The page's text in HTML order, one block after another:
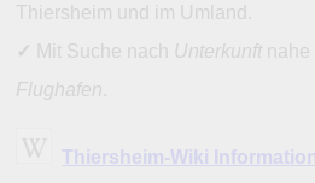
Thiersheim und im Umland.
✓ Mit Suche nach Unterkunft nahe
Flughafen.
Thiersheim-Wiki